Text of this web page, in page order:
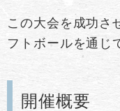
この大会を成功さ
フトボールを通じ
開催概要